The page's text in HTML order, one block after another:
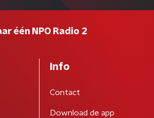
één NPO Radio 2
Info
Contact
Download de app